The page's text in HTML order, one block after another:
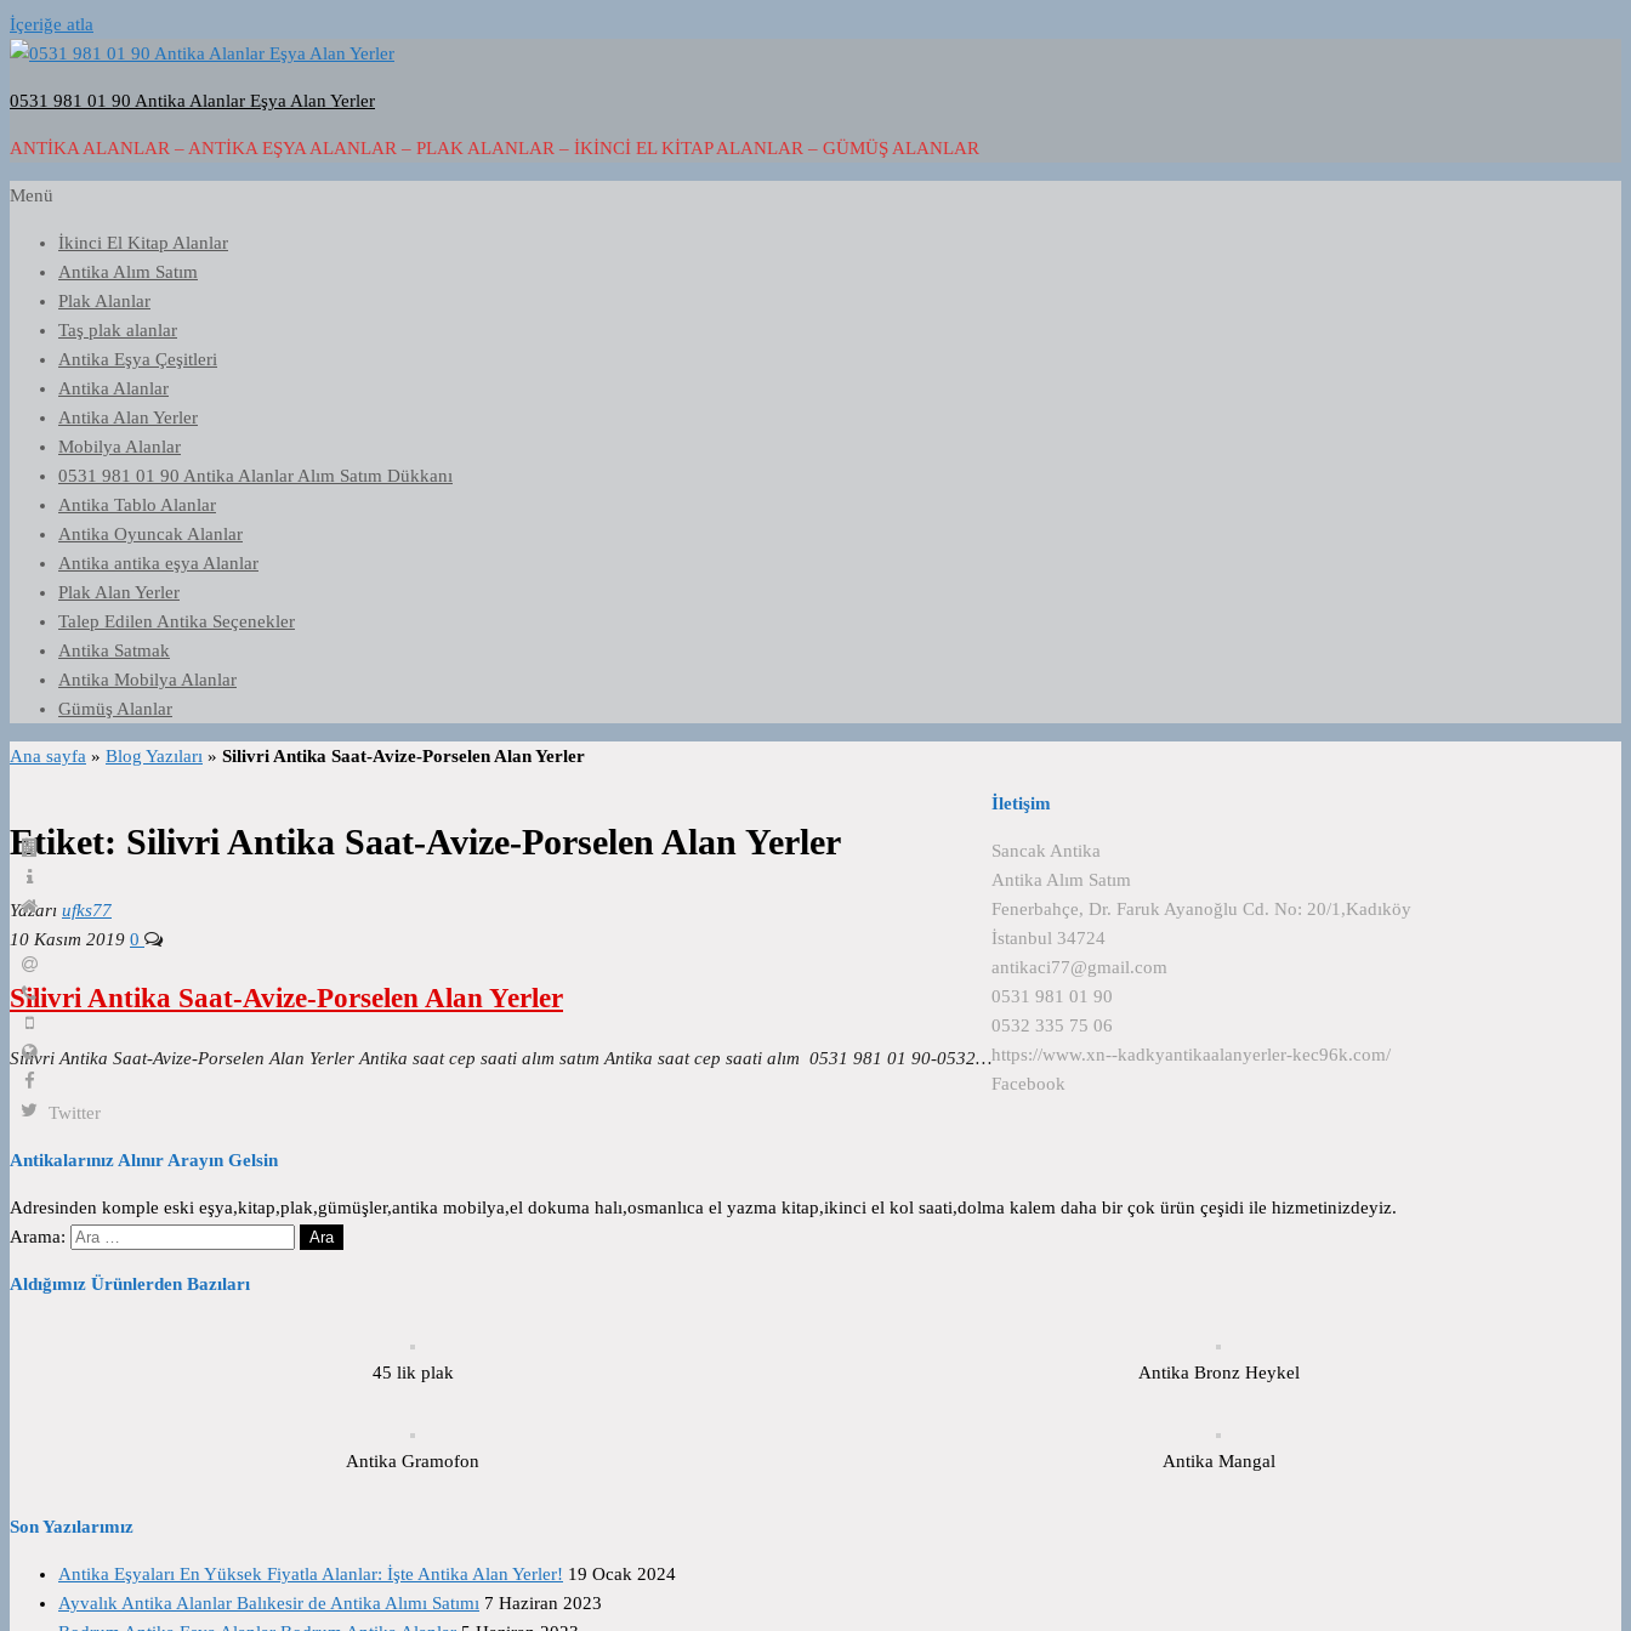
İçeriğe atla
0531 981 01 90 Antika Alanlar Eşya Alan Yerler
ANTIKA ALANLAR – ANTIKA EŞYA ALANLAR – PLAK ALANLAR – İKINCI EL KITAP ALANLAR – GÜMÜŞ ALANLAR
Menü
İkinci El Kitap Alanlar
Antika Alım Satım
Plak Alanlar
Taş plak alanlar
Antika Eşya Çeşitleri
Antika Alanlar
Antika Alan Yerler
Mobilya Alanlar
0531 981 01 90 Antika Alanlar Alım Satım Dükkanı
Antika Tablo Alanlar
Antika Oyuncak Alanlar
Antika antika eşya Alanlar
Plak Alan Yerler
Talep Edilen Antika Seçenekler
Antika Satmak
Antika Mobilya Alanlar
Gümüş Alanlar
Ana sayfa » Blog Yazıları » Silivri Antika Saat-Avize-Porselen Alan Yerler
Etiket: Silivri Antika Saat-Avize-Porselen Alan Yerler
Yazarı ufks77
10 Kasım 2019 0
Silivri Antika Saat-Avize-Porselen Alan Yerler
Silivri Antika Saat-Avize-Porselen Alan Yerler Antika saat cep saati alım satım Antika saat cep saati alım 0531 981 01 90-0532…
İletişim
Sancak Antika
Antika Alım Satım
Fenerbahçe, Dr. Faruk Ayanoğlu Cd. No: 20/1,Kadıköy
İstanbul 34724
antikaci77@gmail.com
0531 981 01 90
0532 335 75 06
https://www.xn--kadkyantikaalanyerler-kec96k.com/
Facebook
Twitter
Antikalarınız Alınır Arayın Gelsin
Adresinden komple eski eşya,kitap,plak,gümüşler,antika mobilya,el dokuma halı,osmanlıca el yazma kitap,ikinci el kol saati,dolma kalem daha bir çok ürün çeşidi ile hizmetinizdeyiz.
Arama:
Aldığımız Ürünlerden Bazıları
45 lik plak Antika Bronz Heykel
Antika Gramofon Antika Mangal
Son Yazılarımız
Antika Eşyaları En Yüksek Fiyatla Alanlar: İşte Antika Alan Yerler! 19 Ocak 2024
Ayvalık Antika Alanlar Balıkesir de Antika Alımı Satımı 7 Haziran 2023